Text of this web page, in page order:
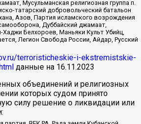
Мусульманская религиозная группа п.
татарский добровольческий батальон
Азов, Партия исламского возрождения
Дуббайский джамаат,
Хаджи Белхороев, Маньяки Культ Убийц,
Легион Свобода России, Айдар, Русский
terroristicheskie-i-ekstremistskie-
данные на 16.11.2023
объединений и религиозных
которых судом принято
силу решение о ликвидации или